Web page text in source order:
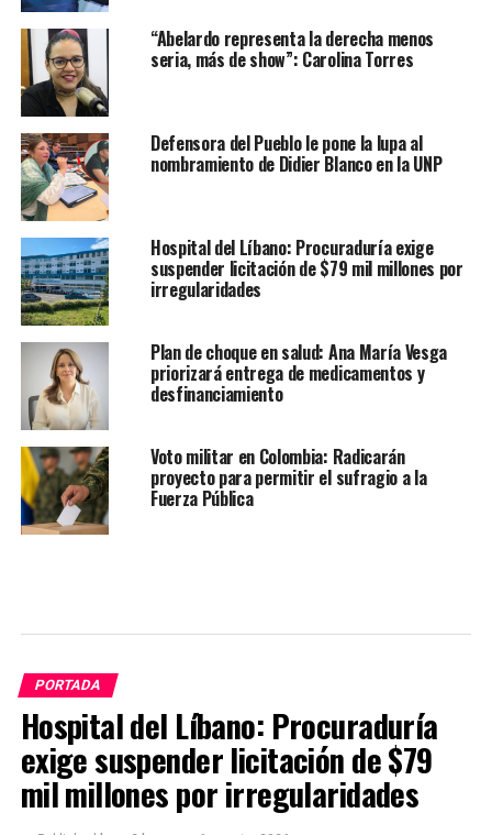
“Abelardo representa la derecha menos
seria, más de show”: Carolina Torres
Defensora del Pueblo le pone la lupa al
nombramiento de Didier Blanco en la UNP
Hospital del Líbano: Procuraduría exige
suspender licitación de $79 mil millones por
irregularidades
Plan de choque en salud: Ana María Vesga
priorizará entrega de medicamentos y
desfinanciamiento
Voto militar en Colombia: Radicarán
proyecto para permitir el sufragio a la
Fuerza Pública
PORTADA
Hospital del Líbano: Procuraduría
exige suspender licitación de $79
mil millones por irregularidades